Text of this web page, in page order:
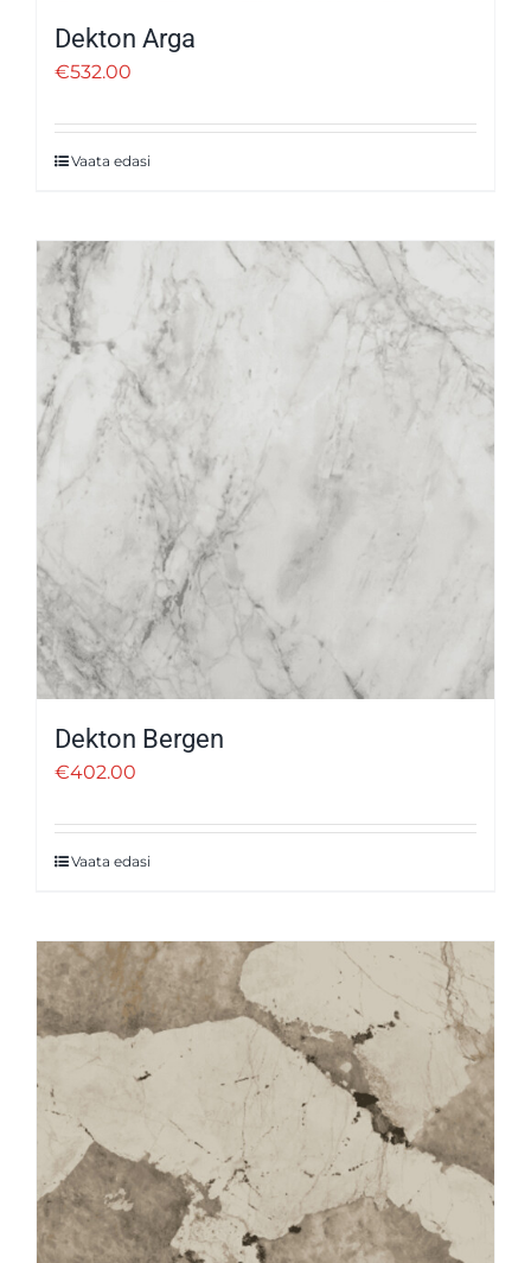
Dekton Arga
€532.00
Vaata edasi
Dekton Bergen
€402.00
Vaata edasi